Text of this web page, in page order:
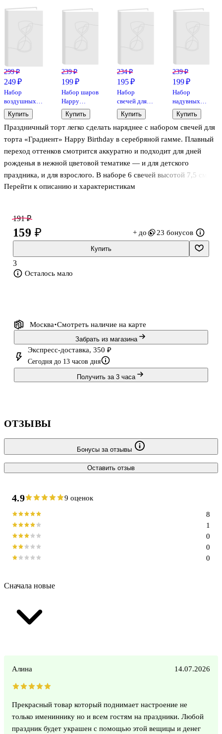
Праздничный торт легко сделать наряднее с набором свечей для
торта «Градиент» Happy Birthday в серебряной гамме. Плавный
переход оттенков смотрится аккуратно и подходит для дней
рожденья в нежной цветовой тематике — и для детского
праздника, и для взрослого. В наборе 6 свечей высотой 7,5 см:
их удобно расставить на торте или капкейках, а тонкое
момент задувания.
Перейти к описанию и характеристикам
299 ₽
249 ₽
Набор
воздушных
шаров
(композиция)
(конфетти,
пастель)
Купить
239 ₽
199 ₽
Набор шаров
Happy
Birthday в
упаковке с
хедером (10
шт)
Купить
234 ₽
195 ₽
Набор
свечей для
торта Звезды
с табличкой
Happy
Birthday
Купить
239 ₽
199 ₽
Набор
надувных
шаров
«Сердце», 10
штук
Купить
191 ₽
159 ₽ + до 23 бонусов
Купить
3
Осталось мало
Москва Смотреть наличие на карте
Забрать из магазина
Экспресс-доставка, 350 ₽
Сегодня до 13 часов дня
Получить за 3 часа
ОТЗЫВЫ
Бонусы за отзывы
Оставить отзыв
4.9 9 оценок
0
0
0
1
8
Сначала новые
Алина 14.07.2026
Прекрасный товар который поднимает настроение не
только имениннику но и всем гостям на праздники. Любой
праздник будет украшен с помощью этой вещицы и денег